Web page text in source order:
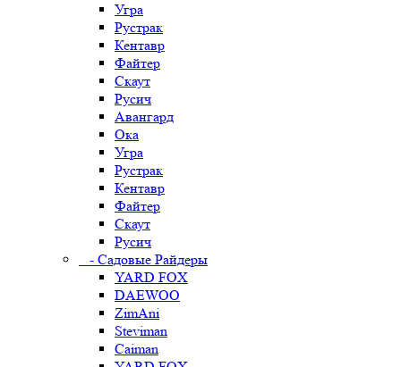
Угра
Рустрак
Кентавр
Файтер
Скаут
Русич
Авангард
Ока
Угра
Рустрак
Кентавр
Файтер
Скаут
Русич
- Садовые Райдеры
YARD FOX
DAEWOO
ZimAni
Steviman
Caiman